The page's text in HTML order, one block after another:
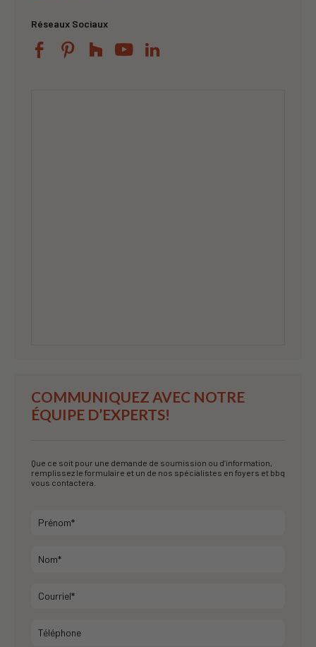
Réseaux Sociaux
COMMUNIQUEZ AVEC NOTRE
ÉQUIPE D’EXPERTS!
Que ce soit pour une demande de soumission ou d’information,
remplissez le formulaire et un de nos spécialistes en foyers et bbq
vous contactera.